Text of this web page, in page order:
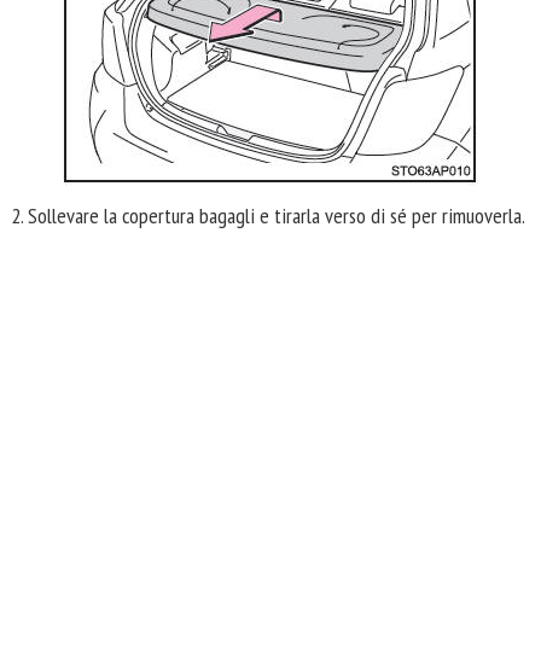
2. Sollevare la copertura bagagli e tirarla verso di sé per rimuoverla.